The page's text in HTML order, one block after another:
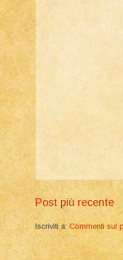
Post più recente
Iscriviti a: Commenti sul